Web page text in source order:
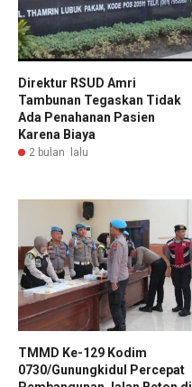
Direktur RSUD Amri
Tambunan Tegaskan Tidak
Ada Penahanan Pasien
Karena Biaya
2 bulan lalu
TMMD Ke-129 Kodim
0730/Gunungkidul Percepat